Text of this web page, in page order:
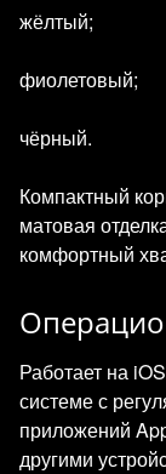
жёлтый;
фиолетовый;
чёрный.
Компактный
матовая
комфортный
Работает на
системе с
приложений
другими